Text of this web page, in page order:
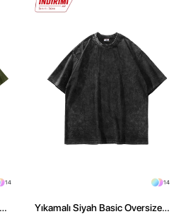
14 14
Yıkamalı Siyah Basic Oversize